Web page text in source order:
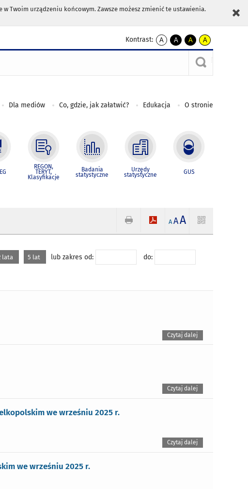
Twoim urządzeniu końcowym. Zawsze możesz zmienić te ustawienia.
Kontrast:
A
kontrast
A
kontrast
czarnym
A
kontrast
żółty
tekst
czarnym
A
kontrast
czarny
tekst
żółtym
Dla mediów Co, gdzie, jak załatwić? Edukacja O stronie
REGON,
TERYT,
Klasyfikacje
Badania
statystyczne
Urzędy
statystyczne GUS
A AA
lata 5 lat lub zakres od: do:
Czytaj dalej
Czytaj dalej
we wrześniu 2025 r.
Czytaj dalej
we wrześniu 2025 r.